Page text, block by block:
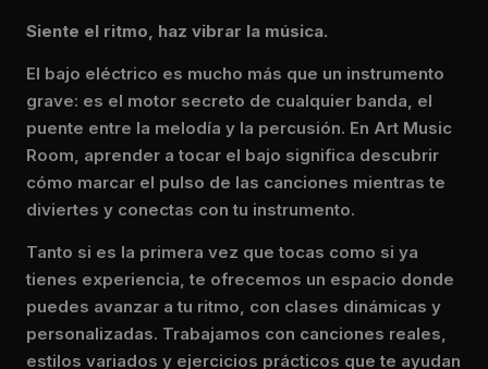
Siente el ritmo, haz vibrar la música.
El bajo eléctrico es mucho más que un instrumento
grave: es el motor secreto de cualquier banda, el
puente entre la melodía y la percusión. En Art Music
Room, aprender a tocar el bajo significa descubrir
cómo marcar el pulso de las canciones mientras te
diviertes y conectas con tu instrumento.
Tanto si es la primera vez que tocas como si ya
tienes experiencia, te ofrecemos un espacio donde
puedes avanzar a tu ritmo, con clases dinámicas y
personalizadas. Trabajamos con canciones reales,
estilos variados y ejercicios prácticos que te ayudan